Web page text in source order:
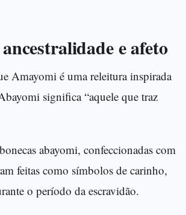
e afeto
Amayomi é uma releitura inspirada
significa “aquele que traz
abayomi, confeccionadas com
feitas como símbolos de carinho,
o período da escravidão.